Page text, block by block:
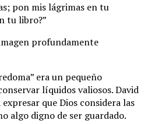
pon mis lágrimas en tu
tu libro?”
profundamente
era un pequeño
líquidos valiosos. David
que Dios considera las
algo digno de ser guardado.